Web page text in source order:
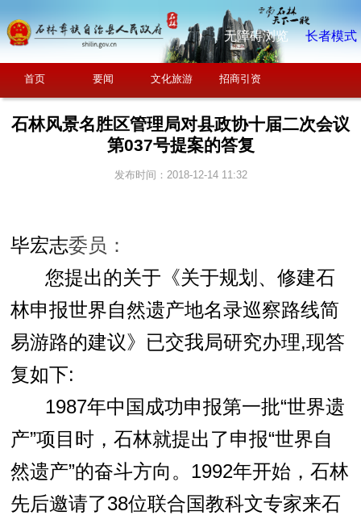
无障碍浏览 长者模式
首页 要闻 文化旅游 招商引资
石林风景名胜区管理局对县政协十届二次会议
第037号提案的答复
发布时间：2018-12-14 11:32
毕宏志委员 ：
您提出的关于《关于规划、修建石
林申报世界自然遗产地名录巡察路线简
易游路的建议》已交我局研究办理,现答
复如下:
1987年中国成功申报第一批“世界遗
产”项目时，石林就提出了申报“世界自
然遗产”的奋斗方向。 1992年开始，石林
先后邀请了38位联合国教科文专家来石